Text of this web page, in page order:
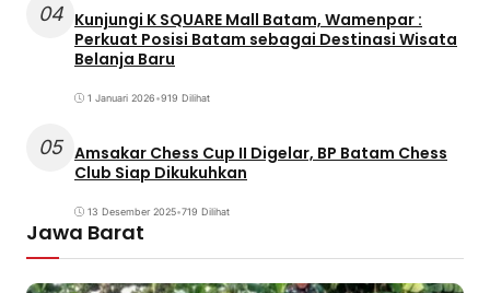
04 Kunjungi K SQUARE Mall Batam, Wamenpar :
Perkuat Posisi Batam sebagai Destinasi Wisata
Belanja Baru
1 Januari 2026•919 Dilihat
05 Amsakar Chess Cup II Digelar, BP Batam Chess
Club Siap Dikukuhkan
13 Desember 2025•719 Dilihat
Jawa Barat